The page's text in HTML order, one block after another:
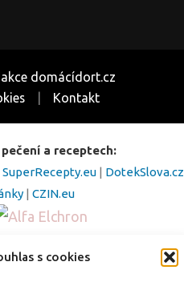
s cookies
domácídort.cz
Kontakt
a receptech:
SuperRecepty.eu | DotekSlova.cz
| CZIN.eu